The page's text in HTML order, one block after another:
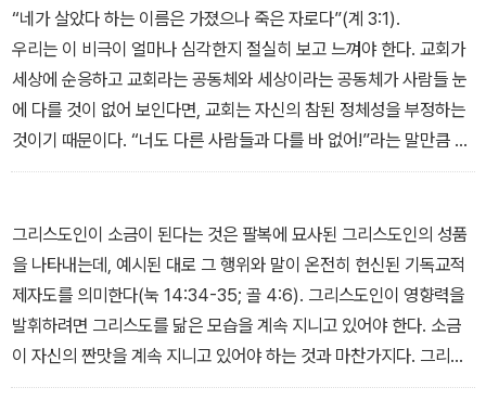
“네가 살았다 하는 이름은 가졌으나 죽은 자로다”(계 3:1).
우리는 이 비극이 얼마나 심각한지 절실히 보고 느껴야 한다. 교회가
세상에 순응하고 교회라는 공동체와 세상이라는 공동체가 사람들 눈
에 다를 것이 없어 보인다면, 교회는 자신의 참된 정체성을 부정하는
것이기 때문이다. “너도 다른 사람들과 다를 바 없어!”라는 말만큼 그
리스도인들에게 큰 상처가 되는 말이 또 어디에 있겠는가.
님의 역사적 목적은 하나님 자신을 위해 백성을 불러내시는 것이고,
이 백성은 세상과 구별되어 하나님께 속하며 하나님께 순종하는 ‘거
룩한’ 백성이 되고, 이 백성의 소명은 자신의 정체성에 충실한 것, 즉
모든 견해와 행동이 ‘거룩한’ 또는 ‘다른’ 존재가 되는 것이다.
… 산상수훈의 핵심 본문은 “그들을 본받지 말라”는 6장 8절에 있다.
그것은 오래 전 이스라엘에게 하신 하나님의 말씀을 곧바로 연상시킨
그리스도인이 소금이 된다는 것은 팔복에 묘사된 그리스도인의 성품
을 나타내는데, 예시된 대로 그 행위와 말이 온전히 헌신된 기독교적
제자도를 의미한다(눅 14:34-35; 골 4:6). 그리스도인이 영향력을
발휘하려면 그리스도를 닮은 모습을 계속 지니고 있어야 한다. 소금
이 자신의 짠맛을 계속 지니고 있어야 하는 것과 마찬가지다. 그리스
도인들이 비그리스도인들에게 동화되어 세상의 더러움에 오염되면,